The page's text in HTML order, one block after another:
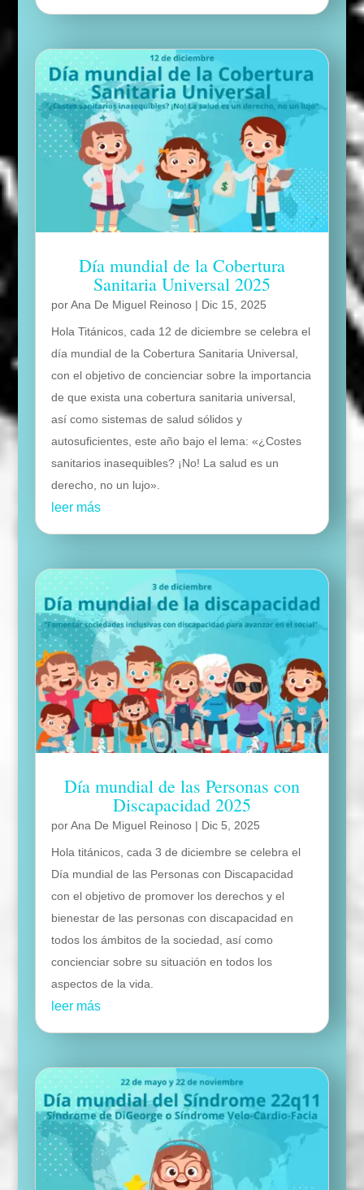
Día mundial de la Cobertura
Sanitaria Universal 2025
porAna De Miguel Reinoso| Dic 15, 2025
Hola Titánicos, cada 12 de diciembre se celebra el
día mundial de la Cobertura Sanitaria Universal,
con el objetivo de concienciar sobre la importancia
de que exista una cobertura sanitaria universal,
así como sistemas de salud sólidos y
autosuficientes, este año bajo el lema: «¿Costes
sanitarios inasequibles? ¡No! La salud es un
derecho, no un lujo».
leer más
Día mundial de las Personas con
Discapacidad 2025
porAna De Miguel Reinoso| Dic 5, 2025
Hola titánicos, cada 3 de diciembre se celebra el
Día mundial de las Personas con Discapacidad
con el objetivo de promover los derechos y el
bienestar de las personas con discapacidad en
todos los ámbitos de la sociedad, así como
concienciar sobre su situación en todos los
aspectos de la vida.
leer más